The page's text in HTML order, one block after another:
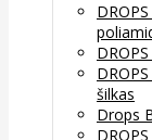
šilkas
Drops